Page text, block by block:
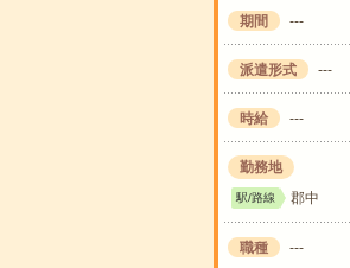
期間 ---
派遣形式 ---
時給 ---
勤務地
駅/路線 郡中
職種 ---